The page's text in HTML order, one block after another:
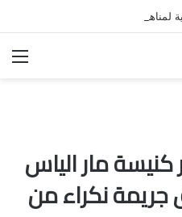
مار الياس
نكراء من